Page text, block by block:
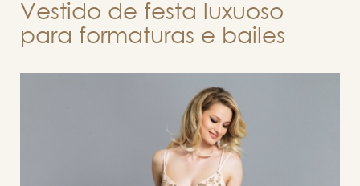
Vestido de festa luxuoso
para formaturas e bailes